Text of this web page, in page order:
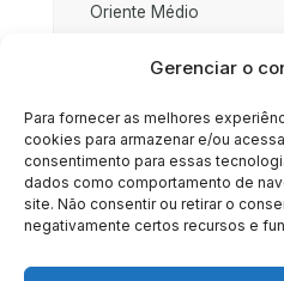
Gerenciar o
Para fornecer as melhores
cookies para armazenar e/ou
consentimento para essas
dados como comportamento de
site. Não consentir ou retirar o
negativamente certos recursos e
Oriente Médio
Rússia
Sociedade
Uncategorized